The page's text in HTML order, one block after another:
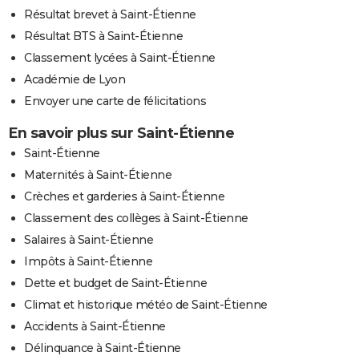
Résultat brevet à Saint-Étienne
Résultat BTS à Saint-Étienne
Classement lycées à Saint-Étienne
Académie de Lyon
Envoyer une carte de félicitations
En savoir plus sur Saint-Étienne
Saint-Étienne
Maternités à Saint-Étienne
Crèches et garderies à Saint-Étienne
Classement des collèges à Saint-Étienne
Salaires à Saint-Étienne
Impôts à Saint-Étienne
Dette et budget de Saint-Étienne
Climat et historique météo de Saint-Étienne
Accidents à Saint-Étienne
Délinquance à Saint-Étienne